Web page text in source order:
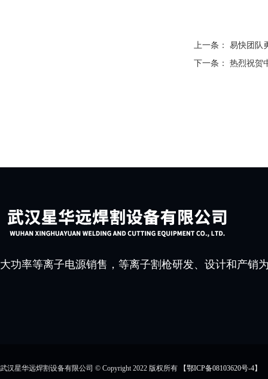
上一条： 易快团队
下一条： 热烈祝贺
大功率等离子电源销售，等离子割枪研发、设计和产销
武汉星华远焊割设备有限公司 © Copyright 2022 版权所有 【鄂ICP备08103620号-4】